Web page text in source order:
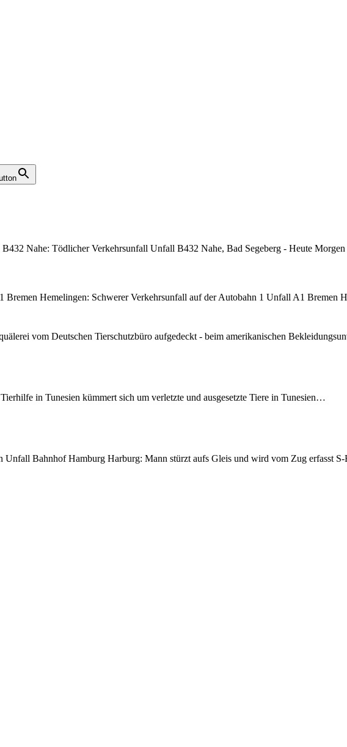
Nahe: Tödlicher Verkehrsunfall Unfall B432 Nahe, Bad Segeberg - Heute
Bremen Hemelingen: Schwerer Verkehrsunfall auf der Autobahn 1 Unfall A1 Bremen
vom Deutschen Tierschutzbüro aufgedeckt - beim amerikanischen
in Tunesien kümmert sich um verletzte und ausgesetzte Tiere in Tunesien…
Unfall Bahnhof Hamburg Harburg: Mann stürzt aufs Gleis und wird vom Zug erfasst